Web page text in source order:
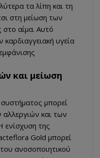
τα λίπη και τη
στη μείωση των
στο αίμα. Αυτό
καρδιαγγειακή υγεία
και μείωση
μπορεί
και των
ενίσχυση της
Gold μπορεί
ανοσοποιητικού